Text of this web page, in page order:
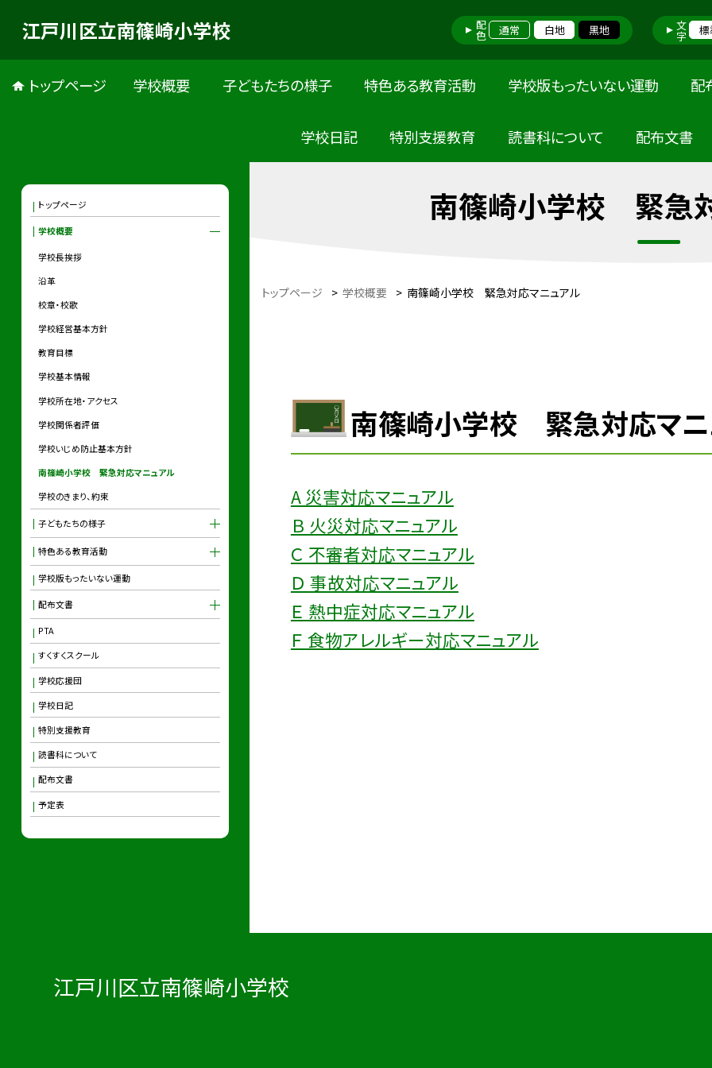
江戸川区立南篠崎小学校 配色 通常 白地 黒地 文字
トップページ 学校概要 子どもたちの様子 特色ある教育活動 学校版もったいない運動 配
学校日記 特別支援教育 読書科について 配布文書
南篠崎小学校 緊急
トップページ > 学校概要 > 南篠崎小学校 緊急対応マニュアル
南篠崎小学校 緊急対応マニ
A 災害対応マニュアル
Ｂ 火災対応マニュアル
Ｃ 不審者対応マニュアル
Ｄ 事故対応マニュアル
Ｅ 熱中症対応マニュアル
Ｆ 食物アレルギー対応マニュアル
トップページ
学校概要
学校長挨拶
沿革
校章・校歌
学校経営基本方針
教育目標
学校基本情報
学校所在地・アクセス
学校関係者評価
学校いじめ防止基本方針
南篠崎小学校 緊急対応マニュアル
学校のきまり、約束
子どもたちの様子
特色ある教育活動
学校版もったいない運動
配布文書
PTA
すくすくスクール
学校応援団
学校日記
特別支援教育
読書科について
配布文書
予定表
江戸川区立南篠崎小学校